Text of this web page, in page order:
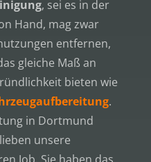
, sei es in der
Hand, mag zwar
entfernen,
gleiche Maß an
bieten wie
.
in Dortmund
unsere